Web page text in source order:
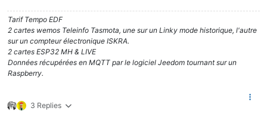
Tarif Tempo EDF
2 cartes wemos Teleinfo Tasmota, une sur un Linky mode historique, l'autre
sur un compteur électronique ISKRA.
2 cartes ESP32 MH & LIVE
Données récupérées en MQTT par le logiciel Jeedom tournant sur un
Raspberry.
3 Replies